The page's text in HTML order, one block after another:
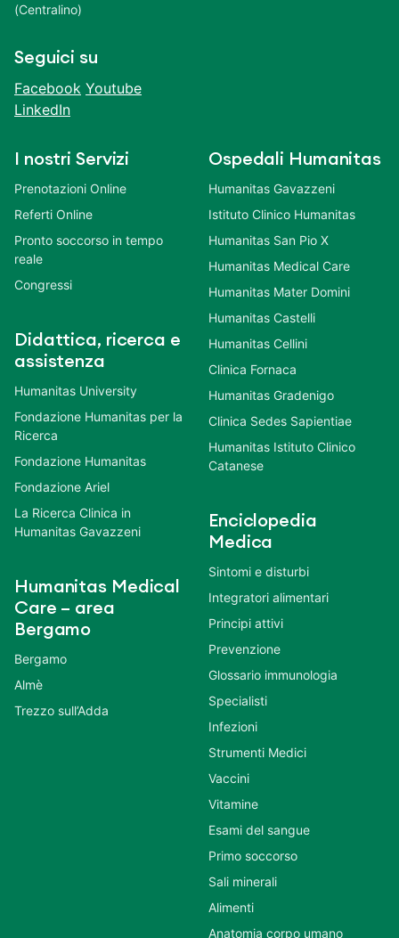
(Centralino)
Seguici su
Facebook Youtube
LinkedIn
I nostri Servizi
Prenotazioni Online
Referti Online
Pronto soccorso in tempo
reale
Congressi
Didattica, ricerca e
assistenza
Humanitas University
Fondazione Humanitas per la
Ricerca
Fondazione Humanitas
Fondazione Ariel
La Ricerca Clinica in
Humanitas Gavazzeni
Humanitas Medical
Care – area
Bergamo
Bergamo
Almè
Trezzo sull’Adda
Ospedali Humanitas
Humanitas Gavazzeni
Istituto Clinico Humanitas
Humanitas San Pio X
Humanitas Medical Care
Humanitas Mater Domini
Humanitas Castelli
Humanitas Cellini
Clinica Fornaca
Humanitas Gradenigo
Clinica Sedes Sapientiae
Humanitas Istituto Clinico
Catanese
Enciclopedia
Medica
Sintomi e disturbi
Integratori alimentari
Principi attivi
Prevenzione
Glossario immunologia
Specialisti
Infezioni
Strumenti Medici
Vaccini
Vitamine
Esami del sangue
Primo soccorso
Sali minerali
Alimenti
Anatomia corpo umano